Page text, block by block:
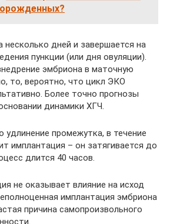
несколько дней и завершается на
пункции (или дня овуляции).
эмбриона в маточную
то, вероятно, что цикл ЭКО
Более точно прогнозы
динамики ХГЧ.
удлинение промежутка, в течение
имплантация – он затягивается до
длится 40 часов.
не оказывает влияние на исход
имплантация эмбриона
причина самопроизвольного